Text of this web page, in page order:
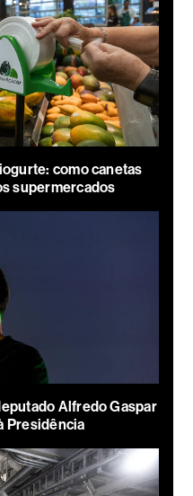
como canetas
supermercados
Alfredo Gaspar
Presidência